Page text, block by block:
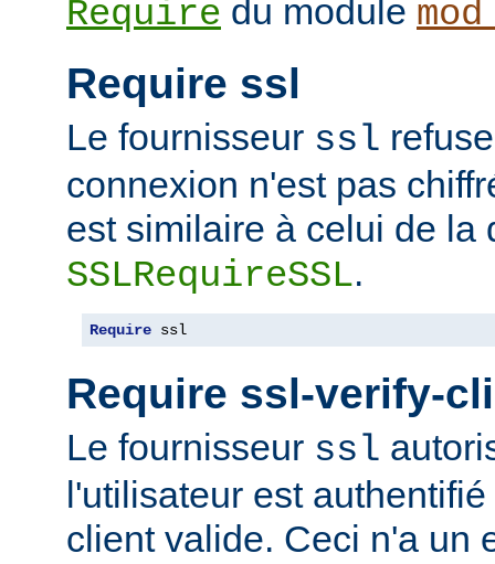
Require du module
Require ssl
Le fournisseur ssl
connexion n'est pas
est similaire à celui de la
SSLRequireSSL.
Require ssl
Require ssl-verify-
Le fournisseur ssl
l'utilisateur est
client valide. Ceci n'a un